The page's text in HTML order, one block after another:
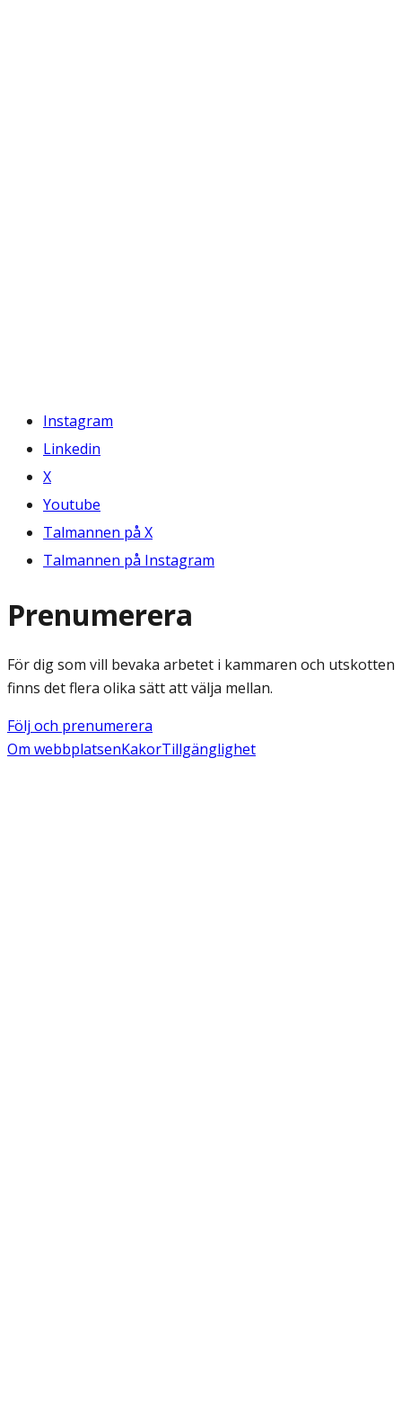
Instagram
Linkedin
X
Youtube
Talmannen på X
Talmannen på Instagram
Prenumerera
För dig som vill bevaka arbetet i kammaren och utskotten
finns det flera olika sätt att välja mellan.
Följ och prenumerera
Om webbplatsenKakorTillgänglighet